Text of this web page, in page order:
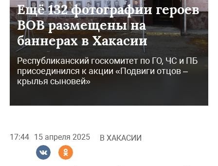
Ещё 132 фотографии героев
ВОВ размещены на
баннерах в Хакасии
Республиканский госкомитет по ГО, ЧС и ПБ
присоединился к акции «Подвиги отцов –
крылья сыновей»
17:44 15 апреля 2025 В ХАКАСИИ